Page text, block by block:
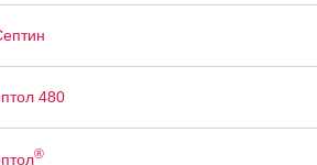
480
®